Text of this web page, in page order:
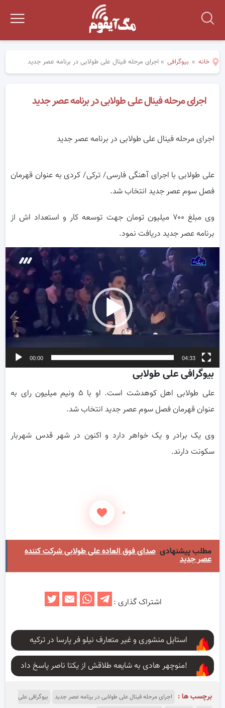
خانه » بیوگرافی » اجرای مرحله فینال علی طولابی در برنامه عصر جدید
اجرای مرحله فینال علی طولابی در برنامه عصر جدید
اجرای مرحله فینال علی طولابی در برنامه عصر جدید
علی طولابی با اجرای آهنگی فارسی/ ترکی/ کردی به عنوان قهرمان
فصل سوم عصر جدید انتخاب شد.
وی مبلغ ۷۰۰ میلیون تومان جهت توسعه کار و استعداد اش از
برنامه عصر جدید دریافت نمود.
00:00 04:33
بیوگرافی علی طولابی
علی طولابی اهل کوهدشت است. او با ۵ ونیم میلیون رای به
عنوان قهرمان فصل سوم عصر جدید انتخاب شد.
وی یک برادر و یک خواهر دارد و اکنون در شهر قدس شهربار
سکونت دارند.
۰
مطلب پیشنهادی صدای فوق العاده علی طولابی شرکت کننده
عصر جدید
اشتراک گذاری :
استایل منشوری و غیر متعارف نیلو فر پارسا در ترکیه
منوچهر هادی به شایعه طلاقش از یکتا ناصر پاسخ داد!
برچسب ها : اجرای مرحله فینال علی طولابی در برنامه عصر جدید
بیوگرافی علی